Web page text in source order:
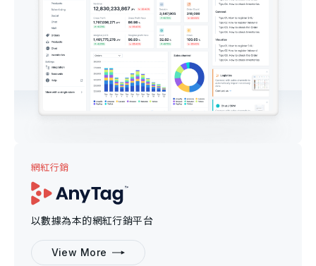
網紅行銷
以數據為本的網紅行銷平台
View More